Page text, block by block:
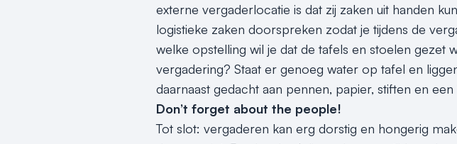
externe vergaderlocatie is dat zij zaken uit handen
logistieke zaken doorspreken zodat je tijdens de
welke opstelling wil je dat de tafels en stoelen gezet
vergadering? Staat er genoeg water op tafel en
daarnaast gedacht aan pennen, papier, stiften en
Don’t forget about the people!
Tot slot: vergaderen kan erg dorstig en hongerig